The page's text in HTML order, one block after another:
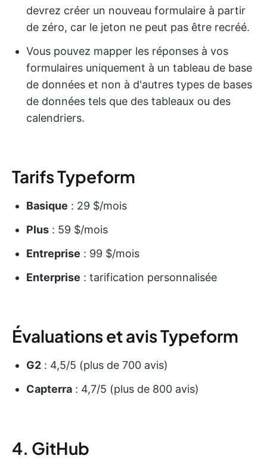
devrez créer un nouveau formulaire à partir
de zéro, car le jeton ne peut pas être recréé.
Vous pouvez mapper les réponses à vos
formulaires uniquement à un tableau de base
de données et non à d'autres types de bases
de données tels que des tableaux ou des
calendriers.
Tarifs Typeform
Basique : 29 $/mois
Plus : 59 $/mois
Entreprise : 99 $/mois
Enterprise : tarification personnalisée
Évaluations et avis Typeform
G2 : 4,5/5 (plus de 700 avis)
Capterra : 4,7/5 (plus de 800 avis)
4. GitHub